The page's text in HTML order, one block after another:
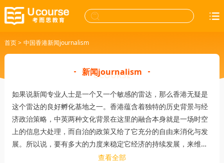
首页> 中国香港新闻journalism
新闻journalism
如果说新闻专业人士是一个又一个敏感的雷达，那么香港无疑是
这个雷达的良好孵化基地之一。香港蕴含着独特的历史背景与经
济政治策略，中英两种文化背景在这里的融合本身就是一场时空
上的信息大处理，而自治的政策又给了它充分的自由来消化与发
展。所以说，要有多大的力度来稳定它经济的持续发展，来维护
它中央处理器与时空枢纽功能，来促进它两种文化的更完美融
查看全部